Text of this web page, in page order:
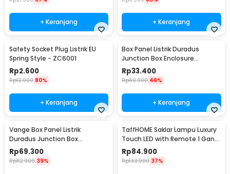
+ Keranjang + Keranjang
Safety Socket Plug Listrik EU
Spring Style - ZC6001
Rp2.600
Rp12.900 80%
+ Keranjang
Box Panel Listrik Duradus
Junction Box Enclosure
Waterproof 158x90mm - B1589
Rp33.400
Rp60.900 46%
+ Keranjang
Vange Box Panel Listrik
Duradus Junction Box
Waterproof 238x160x90mm -
VG-I01
Rp69.300
Rp112.900 39%
TaffHOME Saklar Lampu Luxury
Touch LED with Remote 1 Gang
- XJG-DH001
Rp84.900
Rp133.900 37%